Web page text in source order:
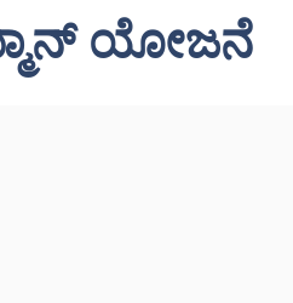
ಯೋಜನೆ